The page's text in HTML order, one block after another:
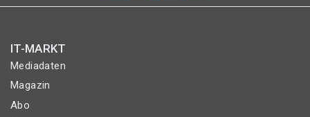
IT-MARKT
Mediadaten
Magazin
Abo